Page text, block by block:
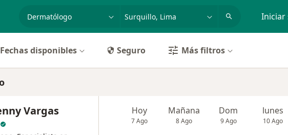
especialidad, enfermedad o nombre Iniciar
Fechas disponibles Seguro Más filtros
Vargas
Hoy
7 Ago
Mañana
8 Ago
Dom
9 Ago
lunes
10 Ago